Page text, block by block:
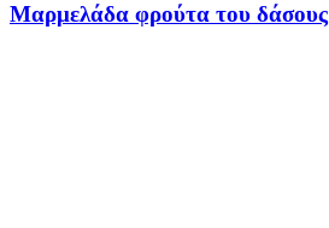
Μαρμελάδα φρούτα του δάσους